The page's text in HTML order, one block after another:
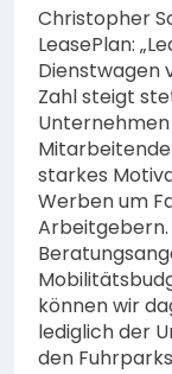
Christopher
LeasePlan:
Dienstwagen
Zahl steigt
starkes
Werben um
können wir
lediglich der
den